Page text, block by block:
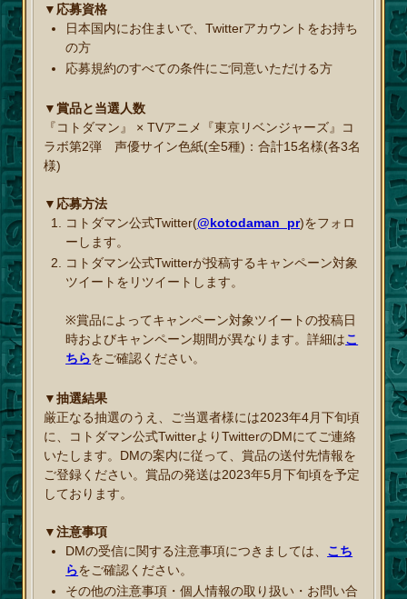
▼応募資格
日本国内にお住まいで、Twitterアカウントをお持ち
の方
応募規約のすべての条件にご同意いただける方
▼賞品と当選人数
『コトダマン』 × TVアニメ『東京リベンジャーズ』コ
ラボ第2弾 声優サイン色紙(全5種)：合計15名様(各3名
様)
▼応募方法
コトダマン公式Twitter(@kotodaman_pr)をフォロ
ーします。
コトダマン公式Twitterが投稿するキャンペーン対象
ツイートをリツイートします。
※賞品によってキャンペーン対象ツイートの投稿日
時およびキャンペーン期間が異なります。詳細はこ
ちらをご確認ください。
▼抽選結果
厳正なる抽選のうえ、ご当選者様には2023年4月下旬頃
に、コトダマン公式TwitterよりTwitterのDMにてご連絡
いたします。DMの案内に従って、賞品の送付先情報を
ご登録ください。賞品の発送は2023年5月下旬頃を予定
しております。
▼注意事項
DMの受信に関する注意事項につきましては、 こち
らをご確認ください。
その他の注意事項・個人情報の取り扱い・お問い合